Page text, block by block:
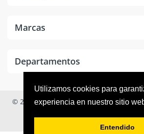
Utilizamos cookies para
experiencia en nuestro sitio
Entendido
Marcas
Departamentos
© 2026Tool Room México. Todos los